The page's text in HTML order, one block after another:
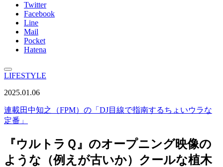
Twitter
Facebook
Line
Mail
Pocket
Hatena
LIFESTYLE
2025.01.06
連載田中知之（FPM）の「DJ目線で指南するちょいウラな
定番」
『ウルトラＱ』のオープニング映像の
ような（例えが古いか）クールな植木